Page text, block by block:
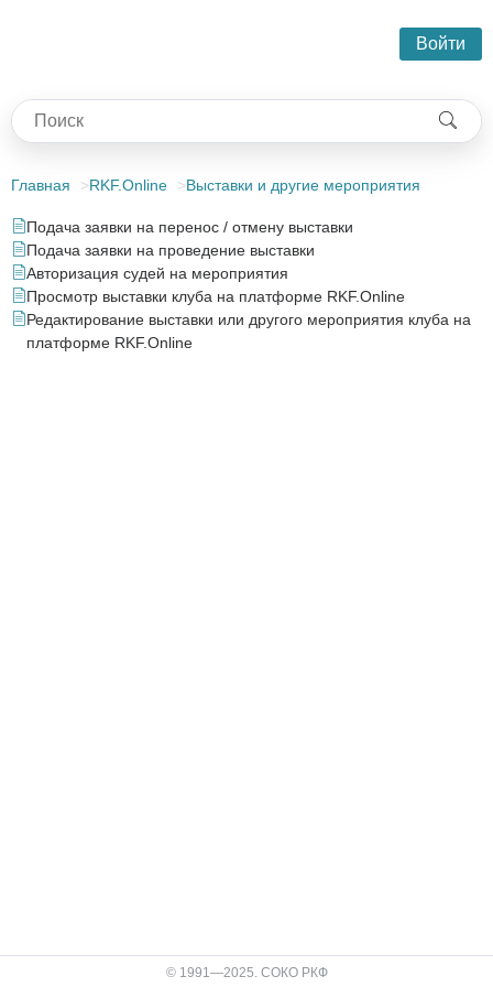
Войти
Главная RKF.Online Выставки и другие мероприятия
Подача заявки на перенос / отмену выставки
Подача заявки на проведение выставки
Авторизация судей на мероприятия
Просмотр выставки клуба на платформе RKF.Online
Редактирование выставки или другого мероприятия клуба на
платформе RKF.Online
© 1991—2025. СОКО РКФ